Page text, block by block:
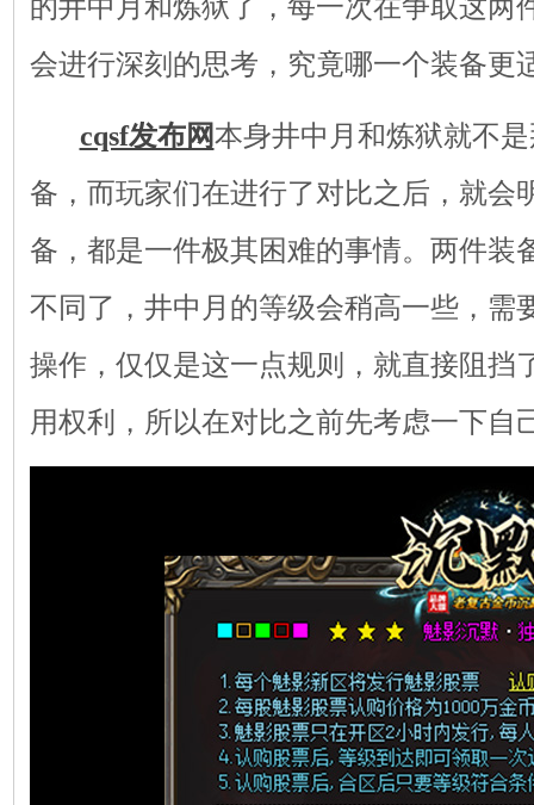
会进行深刻的思考，究竟哪一个装备更
cqsf发布网本身井中月和炼狱就不
备，而玩家们在进行了对比之后，就会
备，都是一件极其困难的事情。两件装
不同了，井中月的等级会稍高一些，需
操作，仅仅是这一点规则，就直接阻挡
用权利，所以在对比之前先考虑一下自